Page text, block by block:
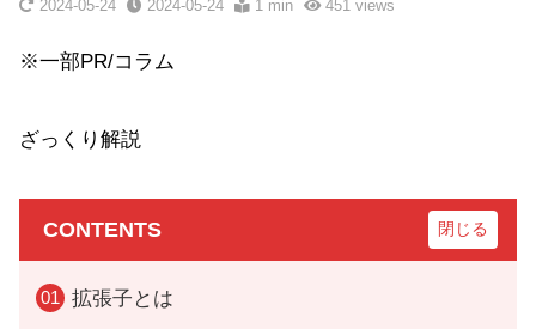
2024-05-24 2024-05-24 1 min 451views
※一部PR/コラム
ざっくり解説
CONTENTS
拡張子とは